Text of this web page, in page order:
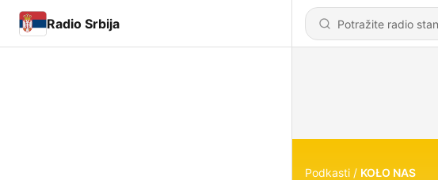
Radio Srbija
Podkasti KOŁO NAS